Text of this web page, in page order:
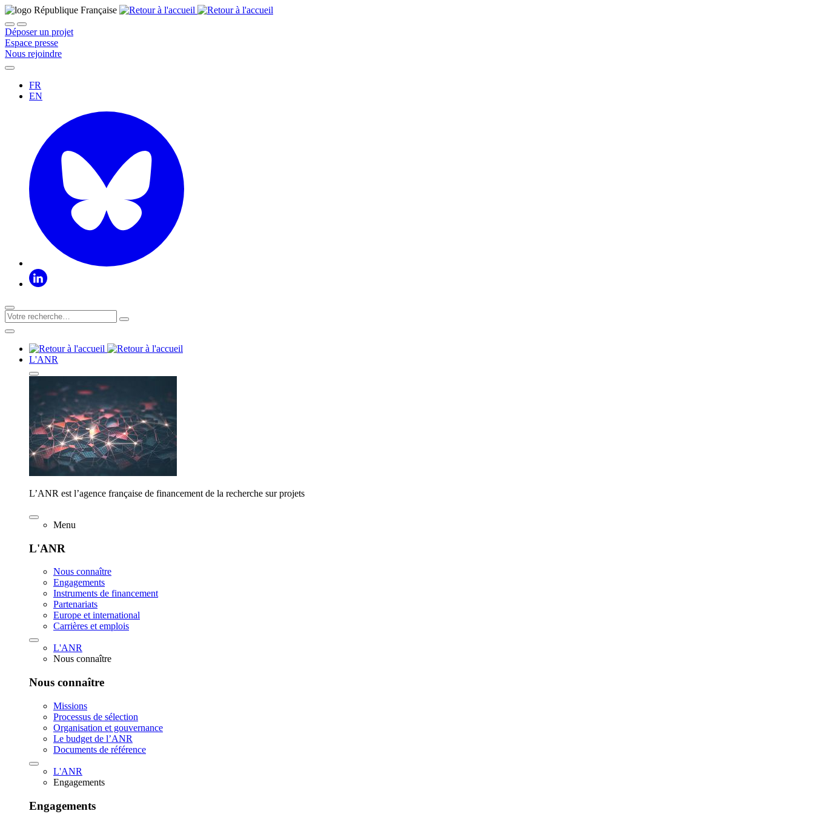
Déposer un projet
Espace presse
Nous rejoindre
FR
EN
L'ANR
L’ANR est l’agence française de financement de la recherche sur projets
Menu
L'ANR
Nous connaître
Engagements
Instruments de financement
Partenariats
Europe et international
Carrières et emplois
L'ANR
Nous connaître
Nous connaître
Missions
Processus de sélection
Organisation et gouvernance
Le budget de l’ANR
Documents de référence
L'ANR
Engagements
Engagements